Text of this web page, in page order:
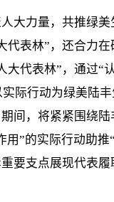
大力量，共推绿
代表林”，还合力
大代表林”，通过
际行动为绿美陆丰
间，将紧紧围绕
”的实际行动助
要支点展现代表履